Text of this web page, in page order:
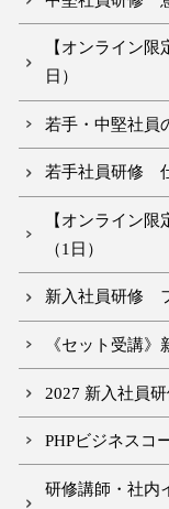
【オンライン
日）
若手・中堅社員
若手社員研修
【オンライン
（1日）
新入社員研修
《セット受講
2027 新入社員研
PHPビジネスコ
研修講師・社内